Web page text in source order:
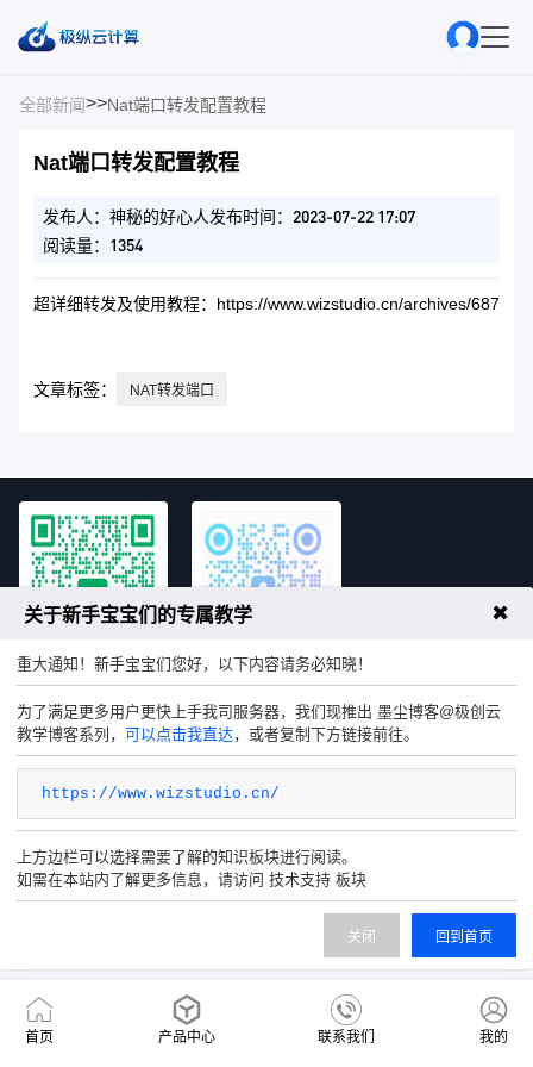
全部新闻>>Nat端口转发配置教程
Nat端口转发配置教程
发布人：神秘的好心人发布时间：2023-07-22 17:07
阅读量：1354
超详细转发及使用教程：https://www.wizstudio.cn/archives/687
文章标签： NAT转发端口
客服微信
官方Q群
首页 产品中心 联系我们 我的
关于新手宝宝们的专属教学 ✖
重大通知！新手宝宝们您好，以下内容请务必知晓！
为了满足更多用户更快上手我司服务器，我们现推出 墨尘博客@极创云
教学博客系列， 可以点击我直达，或者复制下方链接前往。
https://www.wizstudio.cn/
上方边栏可以选择需要了解的知识板块进行阅读。
如需在本站内了解更多信息，请访问 技术支持 板块
回到首页
关闭